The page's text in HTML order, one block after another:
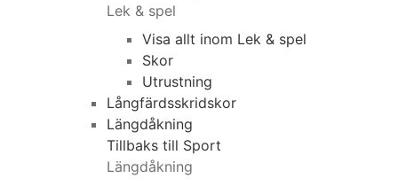
Lek & spel
Visa allt inom Lek & spel
Skor
Utrustning
Långfärdsskridskor
Längdåkning
Tillbaks till Sport
Längdåkning